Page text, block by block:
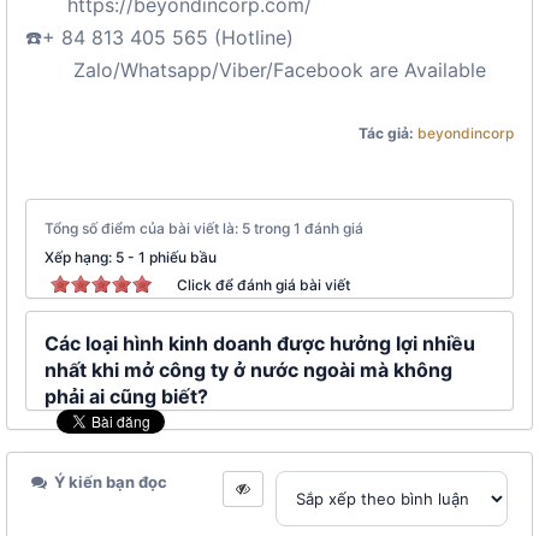
https://beyondincorp.com/
☎️+ 84 813 405 565 (Hotline)
Zalo/Whatsapp/Viber/Facebook are Available
Tác giả: beyondincorp
Tổng số điểm của bài viết là: 5 trong 1 đánh giá
Xếp hạng: 5 - 1 phiếu bầu
Click để đánh giá bài viết
Các loại hình kinh doanh được hưởng lợi nhiều
nhất khi mở công ty ở nước ngoài mà không
phải ai cũng biết?
Ý kiến bạn đọc